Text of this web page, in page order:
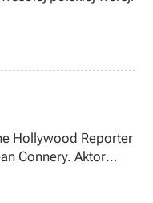
Hollywood Reporter
Connery. Aktor